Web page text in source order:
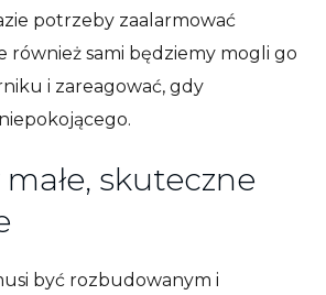
potrzeby zaalarmować
również sami będziemy mogli go
i zareagować, gdy
skuteczne
być rozbudowanym i